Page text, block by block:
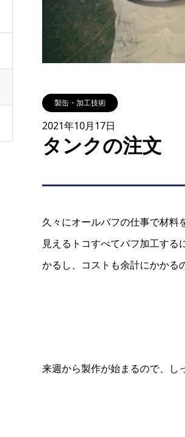
製缶・加工技術
2021年10月17日
タンクの注文
久々にオールバフの仕事で材料
見えるトコすべてバフ加工する
かるし、コストも余計にかかる
来週から製作が始まるので、し